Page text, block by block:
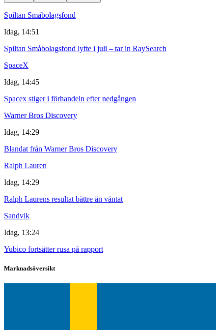
Spiltan Småbolagsfond
Idag, 14:51
Spiltan Småbolagsfond lyfte i juli – tar in RaySearch
SpaceX
Idag, 14:45
Spacex stiger i förhandeln efter nedgången
Warner Bros Discovery
Idag, 14:29
Blandat från Warner Bros Discovery
Ralph Lauren
Idag, 14:29
Ralph Laurens resultat bättre än väntat
Sandvik
Idag, 13:24
Yubico fortsätter rusa på rapport
Marknadsöversikt